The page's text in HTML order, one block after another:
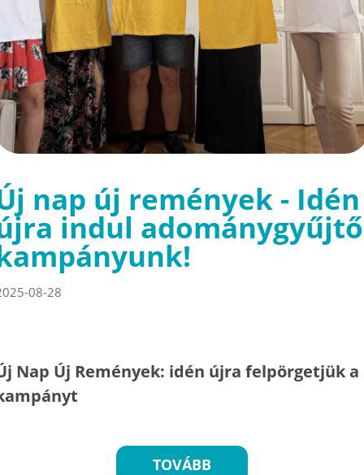
nap új remények - Idén
indul adománygyűjtő
08-28
Nap Új Remények: idén újra felpörgetjük a
TOVÁBB